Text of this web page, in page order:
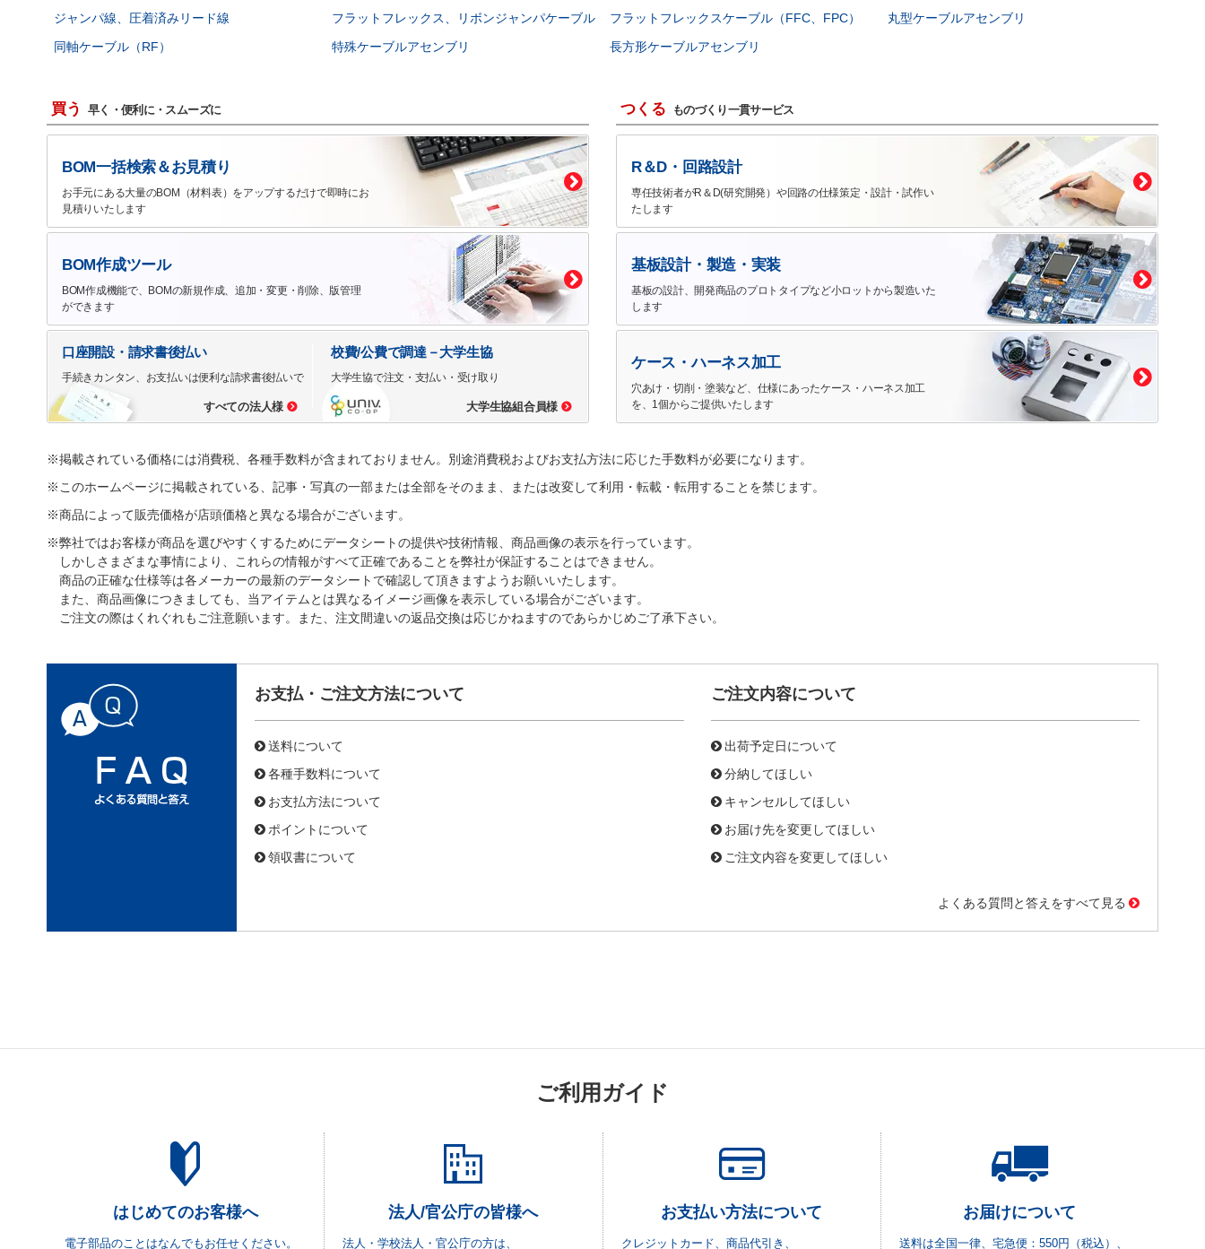
ジャンパ線、圧着済みリード線 フラットフレックス、リボンジャンパケーブル フラットフレックスケーブル（FFC、FPC）
丸型ケーブルアセンブリ
同軸ケーブル（RF）
特殊ケーブルアセンブリ 長方形ケーブルアセンブリ
買う 早く・便利に・スムーズに
BOM一括検索＆お見積り
お手元にある大量のBOM（材料表）をアップするだけで即時にお
見積りいたします
BOM作成ツール
BOM作成機能で、BOMの新規作成、追加・変更・削除、版管理
ができます
口座開設・請求書後払い
手続きカンタン、お支払いは便利な請求書後払いで
すべての法人様
校費/公費で調達－大学生協
大学生協で注文・支払い・受け取り
大学生協組合員様
つくる ものづくり一貫サービス
R＆D・回路設計
専任技術者がR＆D(研究開発）や回路の仕様策定・設計・試作い
たします
基板設計・製造・実装
基板の設計、開発商品のプロトタイプなど小ロットから製造いた
します
ケース・ハーネス加工
穴あけ・切削・塗装など、仕様にあったケース・ハーネス加工
を、1個からご提供いたします
※掲載されている価格には消費税、各種手数料が含まれておりません。別途消費税およびお支払方法に応じた手数料が必要になります。
※このホームページに掲載されている、記事・写真の一部または全部をそのまま、または改変して利用・転載・転用することを禁じます。
※商品によって販売価格が店頭価格と異なる場合がございます。
※弊社ではお客様が商品を選びやすくするためにデータシートの提供や技術情報、商品画像の表示を行っています。
しかしさまざまな事情により、これらの情報がすべて正確であることを弊社が保証することはできません。
商品の正確な仕様等は各メーカーの最新のデータシートで確認して頂きますようお願いいたします。
また、商品画像につきましても、当アイテムとは異なるイメージ画像を表示している場合がございます。
ご注文の際はくれぐれもご注意願います。また、注文間違いの返品交換は応じかねますのであらかじめご了承下さい。
お支払・ご注文方法について
送料について
各種手数料について
お支払方法について
ポイントについて
領収書について
ご注文内容について
出荷予定日について
分納してほしい
キャンセルしてほしい
お届け先を変更してほしい
ご注文内容を変更してほしい
よくある質問と答えをすべて見る
ご利用ガイド
はじめてのお客様へ
電子部品のことはなんでもお任せください。
法人/官公庁の皆様へ
法人・学校法人・官公庁の方は、
お支払い方法について
クレジットカード、商品代引き、
お届けについて
送料は全国一律、宅急便：550円（税込）、